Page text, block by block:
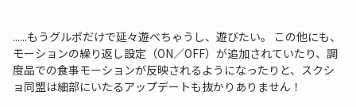
......もうグルポだけで延々遊べちゃうし、遊びたい。 この他にも、
モーションの繰り返し設定（ON／OFF）が追加されていたり、調
度品での食事モーションが反映されるようになったりと、スクシ
ョ同盟は細部にいたるアップデートも抜かりありません！